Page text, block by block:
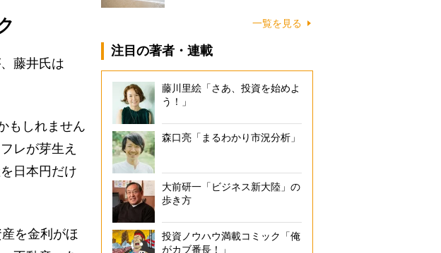
藤井氏は
もしれません
レが芽生え
日本円だけ
を金利がほ
一覧を見る
注目の著者・連載
藤川里絵「さあ、投資を始めよ
う！」
森口亮「まるわかり市況分析」
大前研一「ビジネス新大陸」の
歩き方
投資ノウハウ満載コミック「俺
がカブ番長！」